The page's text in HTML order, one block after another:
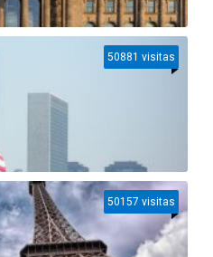
50881 visitas
50157 visitas